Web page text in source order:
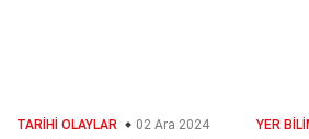
TARIHI OLAYLAR 02 Ara 2024 YER